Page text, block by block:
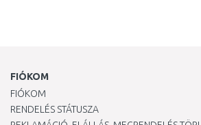
FIÓKOM
FIÓKOM
RENDELÉS STÁTUSZA